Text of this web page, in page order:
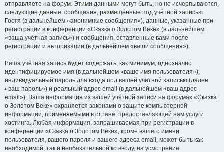
отправляете на форум. Этими данными могут быть, но не исчерпываются,
следующие данные: сообщения, размещённые под учётной записью
Гостя (в дальнейшем «анонимные сообщения»), данные, указанные при
регистрации в конференции «Сказка о Золотом Веке» (в дальнейшем
«ваша учётная запись») и сообщения, оставленные вами после
регистрации и авторизации (в дальнейшем «ваши сообщения»).
Ваша учётная запись будет содержать, как минимум, однозначно
идентифицируемое имя (в дальнейшем «ваше имя пользователя»),
индивидуальный пароль для входа под вашей учётной записью (далее
«ваш пароль») и реальный адрес email (в дальнейшем «ваш адрес
email»). Ваша информация из вашей учётной записи на форумах «Сказка
о Золотом Веке» охраняется законами о защите компьютерной
информации, применяемыми в стране, предоставляющей нам услуги
хостинга. Любая информация, запрашиваемая при регистрации в
конференции «Сказка о Золотом Веке», кроме вашего имени
пользователя, вашего пароля и вашего адреса email, может быть как
необходимой, так и необязательной ко вводу, на усмотрение